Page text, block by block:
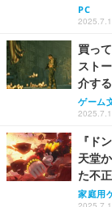
PC
買っ
スト
介す
ゲーム
『ド
天堂
た不
家庭用